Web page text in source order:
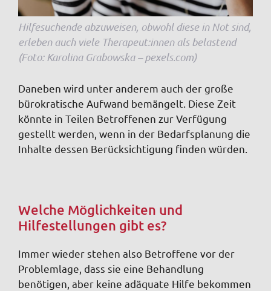
Hilfesuchende abzuweisen, obwohl diese in Not sind,
erleben auch viele Therapeut:innen als belastend
(Foto: Karolina Grabowska – pexels.com)
Daneben wird unter anderem auch der große
bürokratische Aufwand bemängelt. Diese Zeit
könnte in Teilen Betroffenen zur Verfügung
gestellt werden, wenn in der Bedarfsplanung die
Inhalte dessen Berücksichtigung finden würden.
Welche Möglichkeiten und
Hilfestellungen gibt es?
Immer wieder stehen also Betroffene vor der
Problemlage, dass sie eine Behandlung
benötigen, aber keine adäquate Hilfe bekommen